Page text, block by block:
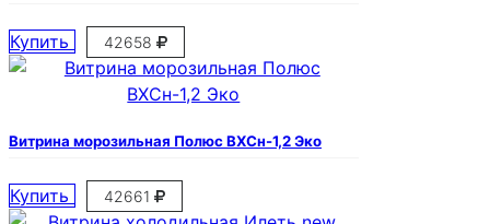
Купить 42658
Витрина морозильная Полюс ВХСн-1,2 Эко
Купить 42661